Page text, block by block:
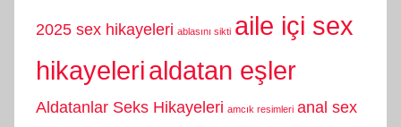
2025 sex hikayeleri ablasını sikti aile içi sex
hikayelerialdatan eşler
Aldatanlar Seks Hikayeleri amcık resimleri anal sex